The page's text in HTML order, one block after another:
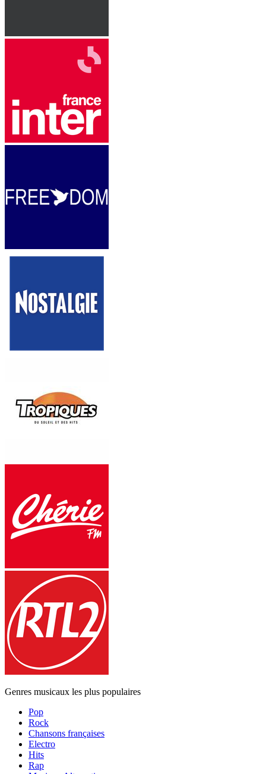
Genres musicaux les plus populaires
Pop
Rock
Chansons françaises
Electro
Hits
Rap